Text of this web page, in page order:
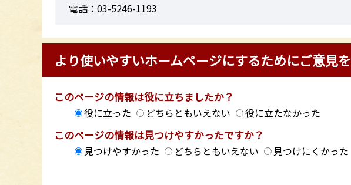
電話：03-5246-1193
より使いやすいホームページにするためにご意見
このページの情報は役に立ちましたか？
役に立った どちらともいえない 役に立たなかった
このページの情報は見つけやすかったですか？
見つけやすかった どちらともいえない 見つけにくかった